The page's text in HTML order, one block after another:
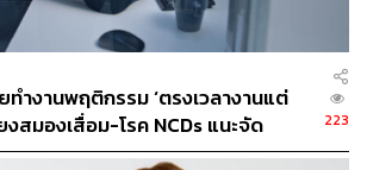
ำงานพฤติกรรม ‘ตรงเวลางานแต่
งสมองเสื่อม-โรค NCDs แนะจัด
มือนนัดสำคัญ
223